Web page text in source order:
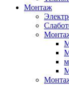
Монтаж